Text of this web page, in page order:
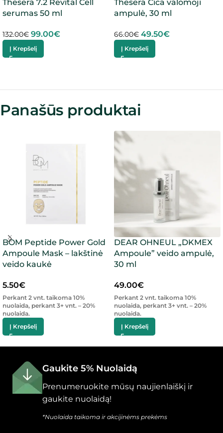
Thesera 7.2 Revital Cell
serumas 50 ml
132.00€ 99.00€
Į Krepšelį
Thesera Cica valomoji
ampulė, 30 ml
66.00€ 49.50€
Į Krepšelį
Panašūs produktai
BOM Peptide Power Gold
Ampoule Mask – lakštinė
veido kaukė
5.50€
Perkant 2 vnt. taikoma 10%
nuolaida, perkant 3+ vnt. – 20%
nuolaida.
Į Krepšelį
DEAR OHNEUL „DKMEX
Ampoule” veido ampulė,
30 ml
49.00€
Perkant 2 vnt. taikoma 10%
nuolaida, perkant 3+ vnt. – 20%
nuolaida.
Į Krepšelį
Gaukite 5% Nuolaidą
Prenumeruokite mūsų naujienlaiškį ir
gaukite nuolaidą!
*Nuolaida taikoma ir akcijinėms prekėms